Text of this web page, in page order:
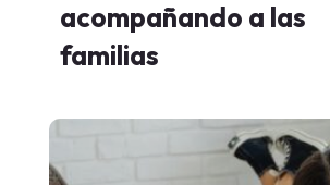
acompañando a las
familias